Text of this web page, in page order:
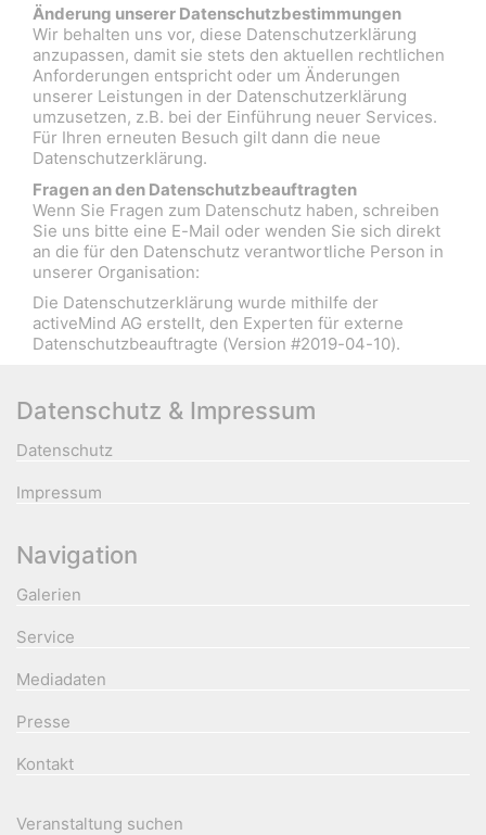
Änderung unserer Datenschutzbestimmungen
Wir behalten uns vor, diese Datenschutzerklärung
anzupassen, damit sie stets den aktuellen rechtlichen
Anforderungen entspricht oder um Änderungen
unserer Leistungen in der Datenschutzerklärung
umzusetzen, z.B. bei der Einführung neuer Services.
Für Ihren erneuten Besuch gilt dann die neue
Datenschutzerklärung.
Fragen an den Datenschutzbeauftragten
Wenn Sie Fragen zum Datenschutz haben, schreiben
Sie uns bitte eine E-Mail oder wenden Sie sich direkt
an die für den Datenschutz verantwortliche Person in
unserer Organisation:
Die Datenschutzerklärung wurde mithilfe der
activeMind AG erstellt, den Experten für externe
Datenschutzbeauftragte (Version #2019-04-10).
Datenschutz & Impressum
Datenschutz
Impressum
Navigation
Galerien
Service
Mediadaten
Presse
Kontakt
Veranstaltung suchen